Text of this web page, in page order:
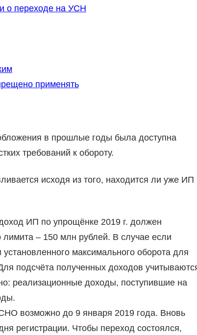
о переходе на УСН
применять
в прошлые годы была доступна
требований к обороту.
исходя из того, находится ли уже ИП
ИП по упрощёнке 2019 г. должен
лимита – 150 млн рублей. В случае если
максимального оборота для
подсчёта полученных доходов
реализационные доходы, поступившие на
возможно до 9 января 2019 года. Вновь
регистрации. Чтобы переход состоялся,